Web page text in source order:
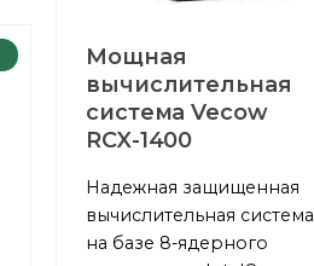
Мощная
вычислительная
система Vecow
RCX-1400
Надежная защищенная
вычислительная система
на базе 8-ядерного